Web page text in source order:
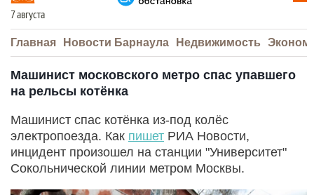
7 августа
Главная Новости Барнаула Недвижимость
Машинист московского метро спас упавшего
на рельсы котёнка
Машинист спас котёнка из-под колёс
электропоезда. Как пишет РИА Новости,
инцидент произошел на станции "Университет"
Сокольнической линии метром Москвы.